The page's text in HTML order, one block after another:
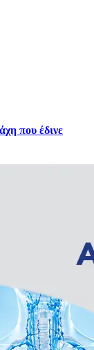
που έδινε